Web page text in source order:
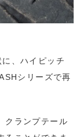
、ハイピッチ
シリーズで再
クランプテール